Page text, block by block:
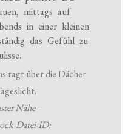
mittags auf
in einer kleinen
das Gefühl zu
Nähe –
Datei-ID: